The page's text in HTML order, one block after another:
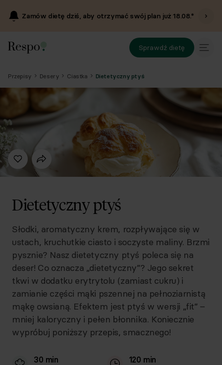
Zamów dietę dziś, aby otrzymać swój plan już18.08.*
Sprawdź dietę
Przepisy Desery Ciastka Dietetyczny ptyś
Dietetyczny ptyś
Słodki, aromatyczny krem, rozpływające się w
ustach, kruchutkie ciasto i soczyste maliny. Brzmi
pysznie? Nasz dietetyczny ptyś poleca się na
deser! Co oznacza „dietetyczny”? Jego sekret
tkwi w dodatku erytrytolu (zamiast cukru) i
zamianie części mąki pszennej na pełnoziarnistą
mąkę owsianą. Efektem jest ptyś w wersji „fit” –
mniej kaloryczny i pełen błonnika. Koniecznie
wypróbuj poniższy przepis, smacznego!
30 min 120 min